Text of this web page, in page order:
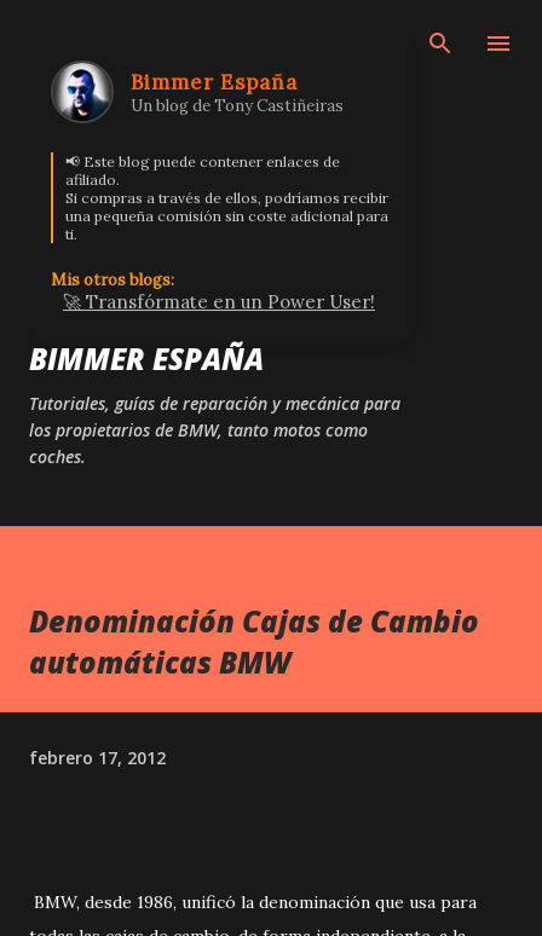
Bimmer España
Un blog de Tony Castiñeiras
📢 Este blog puede contener enlaces de
afiliado.
Si compras a través de ellos, podríamos recibir
una pequeña comisión sin coste adicional para
ti.
Mis otros blogs:
🚀 Transfórmate en un Power User!
BIMMER ESPAÑA
Tutoriales, guías de reparación y mecánica para
los propietarios de BMW, tanto motos como
coches.
Denominación Cajas de Cambio
automáticas BMW
febrero 17, 2012
BMW, desde 1986, unificó la denominación que usa para